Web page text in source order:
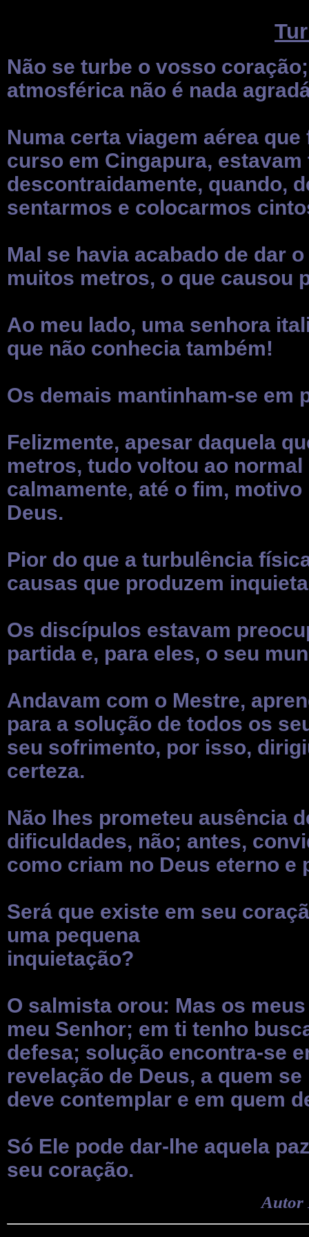
Não se turbe o vosso
atmosférica não é nada
Numa certa viagem aérea
curso em Cingapura,
descontraidamente, quando,
sentarmos e colocarmos
Mal se havia acabado de dar
muitos metros, o que causou
Ao meu lado, uma senhora
que não conhecia também!
Os demais mantinham-se em
Felizmente, apesar daquela
metros, tudo voltou ao
calmamente, até o fim,
Deus.
Pior do que a turbulência
causas que produzem
Os discípulos estavam
partida e, para eles, o seu
Andavam com o Mestre,
para a solução de todos os
seu sofrimento, por isso,
certeza.
Não lhes prometeu ausência
dificuldades, não; antes,
como criam no Deus eterno e
Será que existe em seu
uma pequena
inquietação?
O salmista orou: Mas os
meu Senhor; em ti tenho
defesa; solução encontra-se
revelação de Deus, a quem se
deve contemplar e em quem
Só Ele pode dar-lhe aquela
seu coração.
Autor